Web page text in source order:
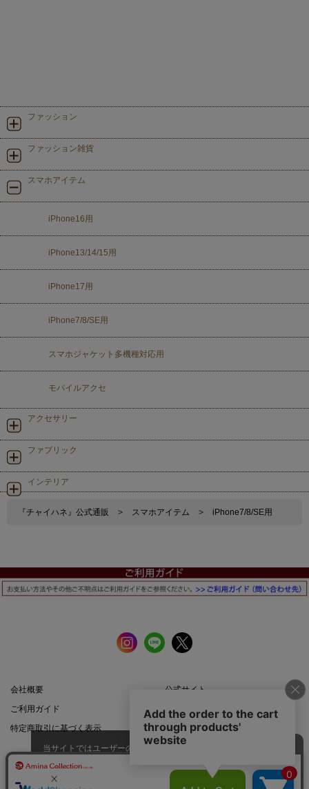
ファッション
ファッション雑貨
スマホアイテム
iPhone16用
iPhone13/14/15用
iPhone17用
iPhone7/8/SE用
スマホジャケット多機種対応用
モバイルアクセ
アクセサリー
ファブリック
インテリア
『チャイハネ』公式通販 > スマホアイテム > iPhone7/8/SE用
会社概要
公式サイト
ご利用ガイド
店舗一覧
特定商取引に基づく表示
プライバシーポリシー
スマートフォン | PCサイト
当サイトではユーザーの利便性向